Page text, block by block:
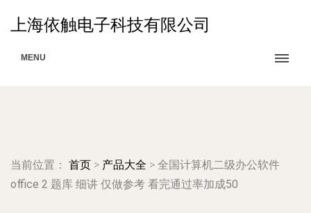
上海依触电子科技有限公司
MENU
当前位置： 首页 > 产品大全 > 全国计算机二级办公软件
office 2 题库 细讲 仅做参考 看完通过率加成50